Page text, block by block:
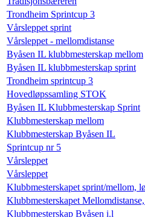
Trondheim Sprintcup 3
Vårsleppet sprint
Vårsleppet - mellomdistanse
Byåsen IL klubbmesterskap mellom
Byåsen IL klubbmesterskap sprint
Trondheim sprintcup 3
Hovedløpssamling STOK
Byåsen IL Klubbmesterskap Sprint
Klubbmesterskap mellom
Klubbmesterskap Byåsen IL
Sprintcup nr 5
Vårsleppet
Vårsleppet
Klubbmesterskapet sprint/mellom,
Klubbmesterskapet
Klubbmesterskap Byåsen i.l